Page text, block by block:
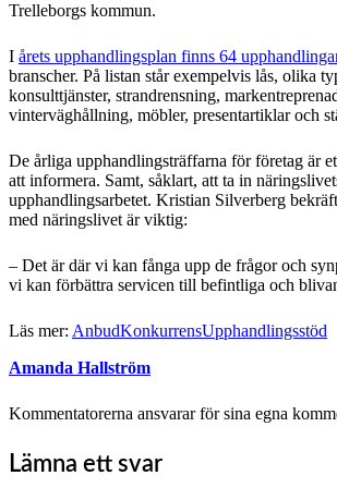
Trelleborgs kommun.
I årets upphandlingsplan finns 64
branscher. På listan står exempelvis lås, olika
konsulttjänster, strandrensning,
vinterväghållning, möbler, presentartiklar och
De årliga upphandlingsträffarna för företag är
att informera. Samt, såklart, att ta in
upphandlingsarbetet. Kristian Silverberg
med näringslivet är viktig:
– Det är där vi kan fånga upp de frågor och
vi kan förbättra servicen till befintliga och
Läs mer: AnbudKonkurrensUpphandlingsstöd
Amanda Hallström
Kommentatorerna ansvarar för sina egna
Lämna ett svar